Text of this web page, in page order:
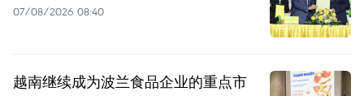
07/08/2026 08:40
越南继续成为波兰食品企业的重点市